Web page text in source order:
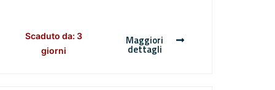
Scaduto da: 3
giorni
Maggiori
dettagli